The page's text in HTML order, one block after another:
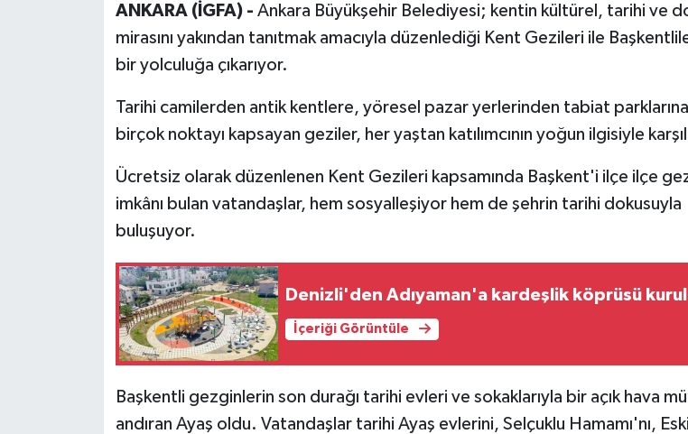
ANKARA (İGFA) - Ankara Büyükşehir Belediyesi; kentin kültürel, tarihi ve
mirasını yakından tanıtmak amacıyla düzenlediği Kent Gezileri ile
bir yolculuğa çıkarıyor.
Tarihi camilerden antik kentlere, yöresel pazar yerlerinden tabiat
birçok noktayı kapsayan geziler, her yaştan katılımcının yoğun ilgisiyle
Ücretsiz olarak düzenlenen Kent Gezileri kapsamında Başkent'i ilçe ilçe
imkânı bulan vatandaşlar, hem sosyalleşiyor hem de şehrin tarihi dokusuyla
buluşuyor.
Denizli'den Adıyaman'a kardeşlik köprüsü
İçeriği Görüntüle
Başkentli gezginlerin son durağı tarihi evleri ve sokaklarıyla bir açık hava
andıran Ayaş oldu. Vatandaşlar tarihi Ayaş evlerini, Selçuklu Hamamı'nı,